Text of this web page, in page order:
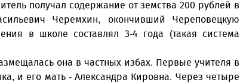
получал содержание от земства 200 рублей в
Черемхин, окончивший Череповецкую
в школе составлял 3-4 года (такая система
она в частных избах. Первые учителя в
и его мать - Александра Кировна. Через четыре